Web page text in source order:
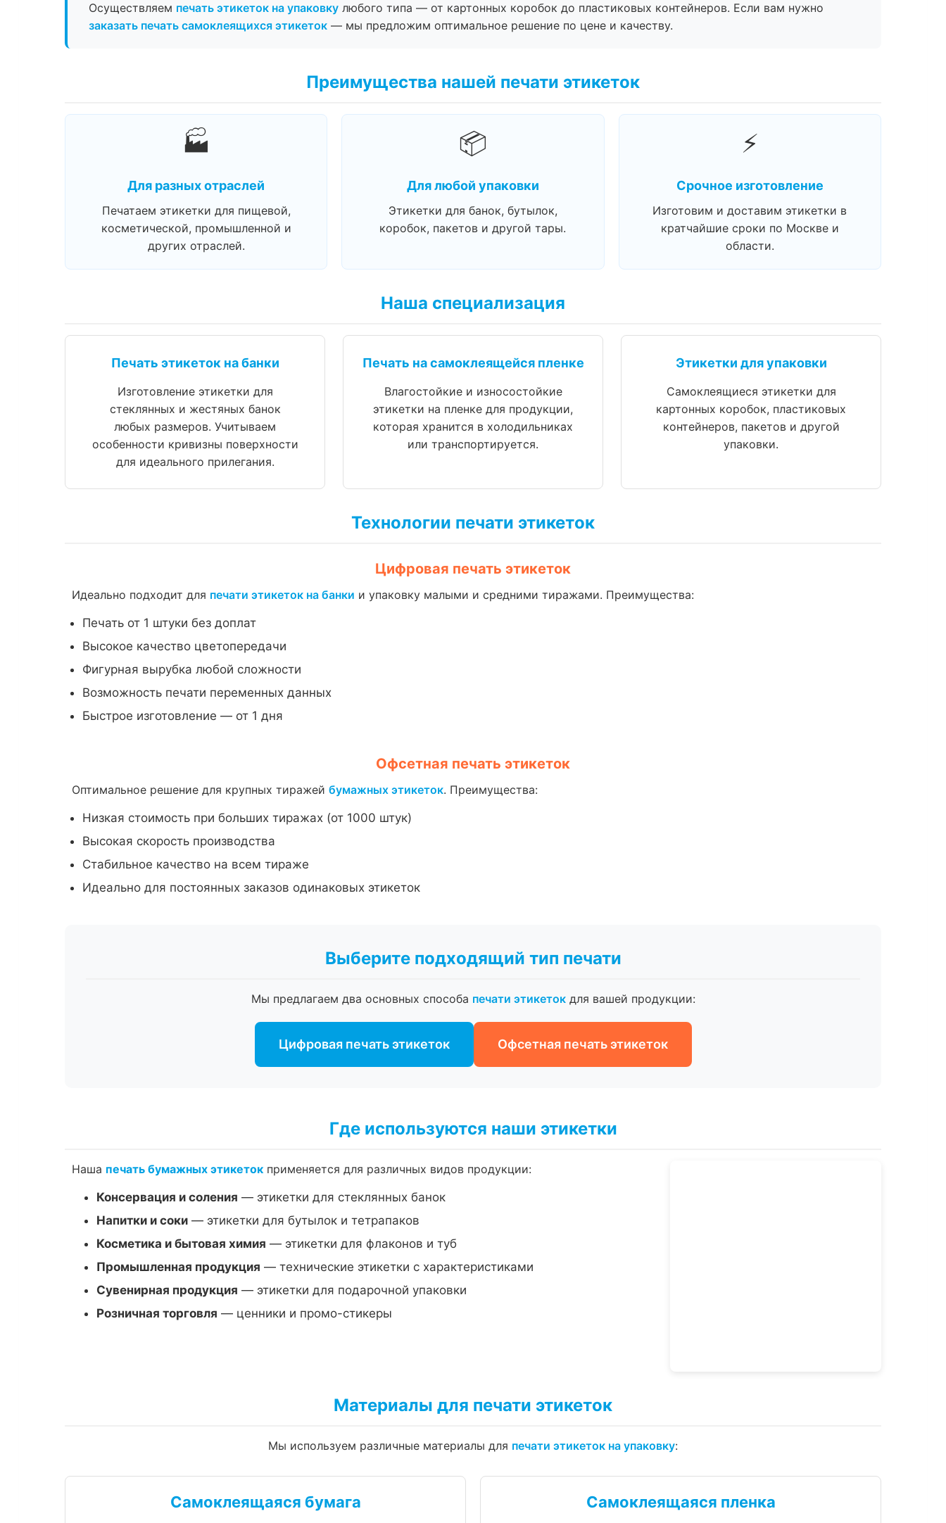
Осуществляем печать этикеток на упаковку любого типа — от картонных коробок до пластиковых контейнеров. Если вам нужно
заказать печать самоклеящихся этикеток — мы предложим оптимальное решение по цене и качеству.
Преимущества нашей печати этикеток
🏭
Для разных отраслей
Печатаем этикетки для пищевой,
косметической, промышленной и
других отраслей.
📦
Для любой упаковки
Этикетки для банок, бутылок,
коробок, пакетов и другой тары.
⚡
Срочное изготовление
Изготовим и доставим этикетки в
кратчайшие сроки по Москве и
области.
Наша специализация
Печать этикеток на банки
Изготовление этикетки для
стеклянных и жестяных банок
любых размеров. Учитываем
особенности кривизны поверхности
для идеального прилегания.
Печать на самоклеящейся пленке
Влагостойкие и износостойкие
этикетки на пленке для продукции,
которая хранится в холодильниках
или транспортируется.
Этикетки для упаковки
Самоклеящиеся этикетки для
картонных коробок, пластиковых
контейнеров, пакетов и другой
упаковки.
Технологии печати этикеток
Цифровая печать этикеток
Идеально подходит для печати этикеток на банки и упаковку малыми и средними тиражами. Преимущества:
Печать от 1 штуки без доплат
Высокое качество цветопередачи
Фигурная вырубка любой сложности
Возможность печати переменных данных
Быстрое изготовление — от 1 дня
Офсетная печать этикеток
Оптимальное решение для крупных тиражей бумажных этикеток. Преимущества:
Низкая стоимость при больших тиражах (от 1000 штук)
Высокая скорость производства
Стабильное качество на всем тираже
Идеально для постоянных заказов одинаковых этикеток
Выберите подходящий тип печати
Мы предлагаем два основных способа печати этикетокдля вашей продукции:
Цифровая печать этикеток Офсетная печать этикеток
Где используются наши этикетки
Наша печать бумажных этикеток применяется для различных видов продукции:
Консервация и соления — этикетки для стеклянных банок
Напитки и соки — этикетки для бутылок и тетрапаков
Косметика и бытовая химия — этикетки для флаконов и туб
Промышленная продукция — технические этикетки с характеристиками
Сувенирная продукция — этикетки для подарочной упаковки
Розничная торговля — ценники и промо-стикеры
Материалы для печати этикеток
Мы используем различные материалы для печати этикеток на упаковку:
Самоклеящаяся бумага Самоклеящаяся пленка